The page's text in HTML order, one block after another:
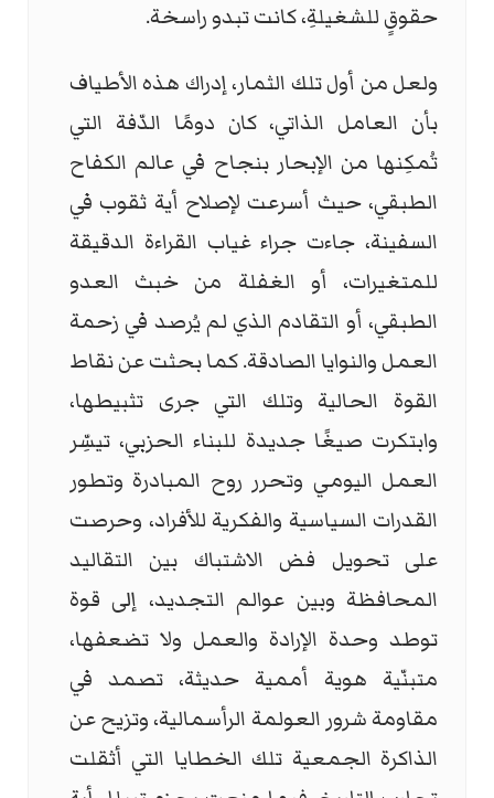
حقوقٍ للشغيلةِ، كانت تبدو راسخة.
ولعل من أول تلك الثمار، إدراك هذه الأطياف
بأن العامل الذاتي، كان دومًا الدّفة التي
تُمكِنها من الإبحار بنجاح في عالم الكفاح
الطبقي، حيث أسرعت لإصلاح أية ثقوب في
السفينة، جاءت جراء غياب القراءة الدقيقة
للمتغيرات، أو الغفلة من خبث العدو
الطبقي، أو التقادم الذي لم يُرصد في زحمة
العمل والنوايا الصادقة. كما بحثت عن نقاط
القوة الحالية وتلك التي جرى تثبيطها،
وابتكرت صيغًا جديدة للبناء الحزبي، تيسِّر
العمل اليومي وتحرر روح المبادرة وتطور
القدرات السياسية والفكرية للأفراد، وحرصت
على تحويل فض الاشتباك بين التقاليد
المحافظة وبين عوالم التجديد، إلى قوة
توطد وحدة الإرادة والعمل ولا تضعفها،
متبنّية هوية أممية حديثة، تصمد في
مقاومة شرور العولمة الرأسمالية، وتزيح عن
الذاكرة الجمعية تلك الخطايا التي أثقلت